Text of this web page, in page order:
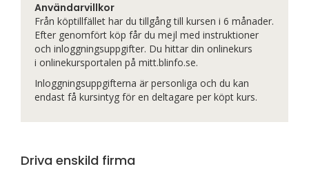
Driva enskild firma
Användarvillkor
Från köptillfället har du tillgång till kursen i 6 månader.
Efter genomfört köp får du mejl med instruktioner
och inloggningsuppgifter. Du hittar din onlinekurs
i onlinekursportalen på mitt.blinfo.se.
Inloggningsuppgifterna är personliga och du kan
endast få kursintyg för en deltagare per köpt kurs.